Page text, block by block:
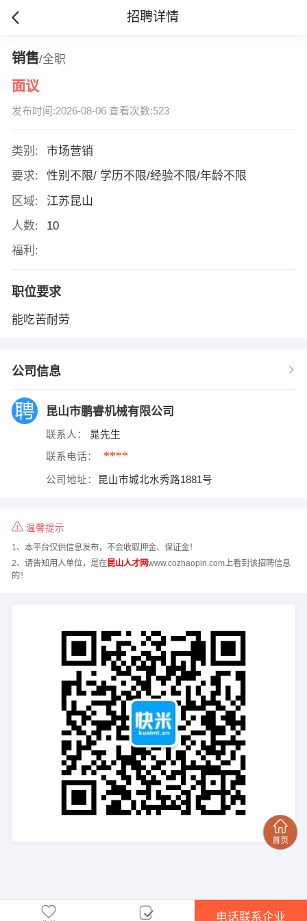
招聘详情
销售/全职
面议
发布时间:2026-08-06 查看次数:523
类别:
市场营销
要求:
性别不限/ 学历不限/经验不限/年龄不限
区域:
江苏昆山
人数:
10
福利:
职位要求
能吃苦耐劳
公司信息
昆山市鹏睿机械有限公司
联系人： 晁先生
联系电话： ****
公司地址： 昆山市城北水秀路1881号
温馨提示
1、本平台仅供信息发布，不会收取押金、保证金！
2、请告知用人单位，是在昆山人才网www.cozhaopin.com上看到该招聘信息
的！
电话联系企业